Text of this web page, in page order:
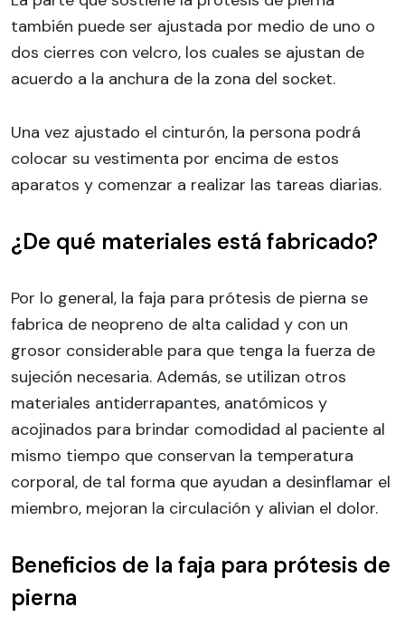
también puede ser ajustada por medio de uno o
dos cierres con velcro, los cuales se ajustan de
acuerdo a la anchura de la zona del socket.
Una vez ajustado el cinturón, la persona podrá
colocar su vestimenta por encima de estos
aparatos y comenzar a realizar las tareas diarias.
¿De qué materiales está fabricado?
Por lo general, la faja para prótesis de pierna se
fabrica de neopreno de alta calidad y con un
grosor considerable para que tenga la fuerza de
sujeción necesaria. Además, se utilizan otros
materiales antiderrapantes, anatómicos y
acojinados para brindar comodidad al paciente al
mismo tiempo que conservan la temperatura
corporal, de tal forma que ayudan a desinflamar el
miembro, mejoran la circulación y alivian el dolor.
Beneficios de la faja para prótesis de
pierna